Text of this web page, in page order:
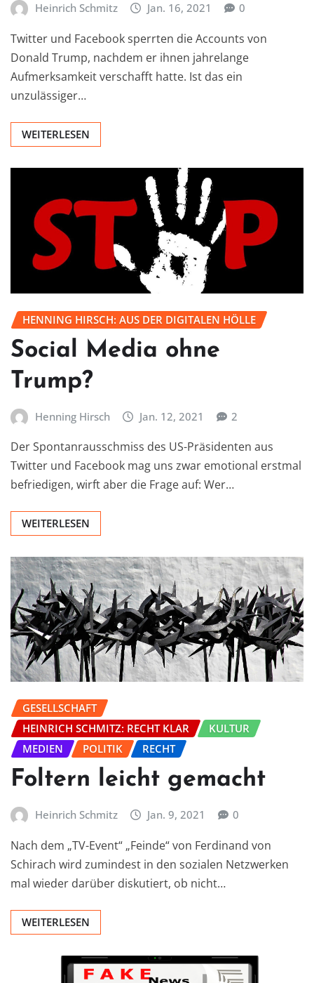
Heinrich Schmitz Jan. 16, 2021 0
Twitter und Facebook sperrten die Accounts von
Donald Trump, nachdem er ihnen jahrelange
Aufmerksamkeit verschafft hatte. Ist das ein
unzulässiger…
WEITERLESEN
HENNING HIRSCH: AUS DER DIGITALEN HÖLLE
Social Media ohne
Trump?
Henning Hirsch Jan. 12, 2021 2
Der Spontanrausschmiss des US-Präsidenten aus
Twitter und Facebook mag uns zwar emotional erstmal
befriedigen, wirft aber die Frage auf: Wer…
WEITERLESEN
GESELLSCHAFT
HEINRICH SCHMITZ: RECHT KLAR
KULTUR
MEDIEN
POLITIK RECHT
Foltern leicht gemacht
Heinrich Schmitz Jan. 9, 2021 0
Nach dem „TV-Event“ „Feinde“ von Ferdinand von
Schirach wird zumindest in den sozialen Netzwerken
mal wieder darüber diskutiert, ob nicht…
WEITERLESEN